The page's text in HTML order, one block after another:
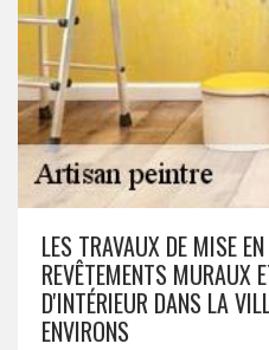
LES TRAVAUX DE MISE
REVÊTEMENTS MURAUX
D'INTÉRIEUR DANS LA
ENVIRONS